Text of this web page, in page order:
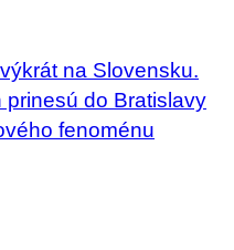
na Slovensku.
prinesú do Bratislavy
fenoménu